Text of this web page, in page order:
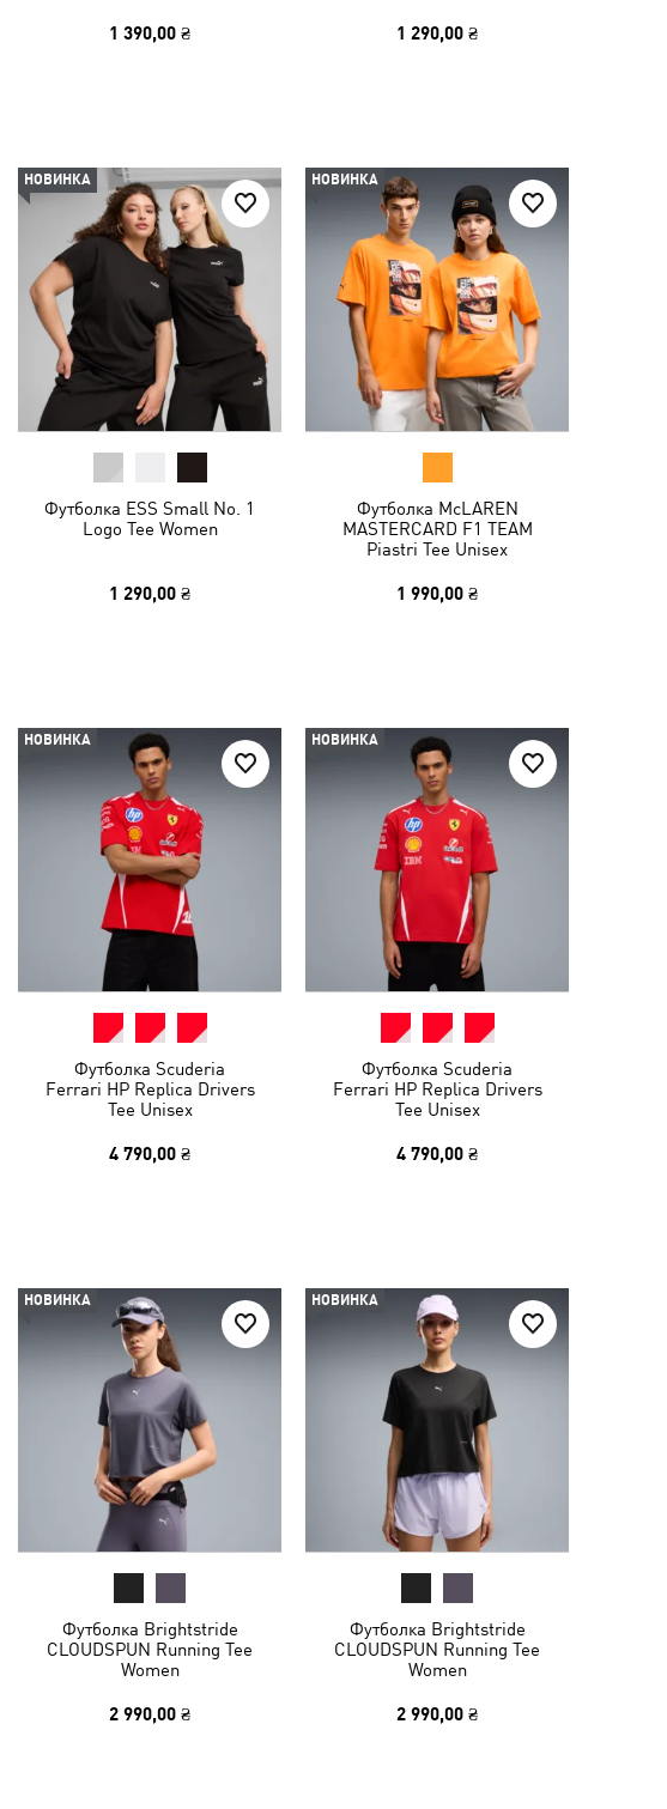
1 390,00 ₴ 1 290,00 ₴
НОВИНКА
Футболка ESS Small No. 1
Logo Tee Women
1 290,00 ₴
НОВИНКА
Футболка McLAREN
MASTERCARD F1 TEAM
Piastri Tee Unisex
1 990,00 ₴
НОВИНКА
Футболка Scuderia
Ferrari HP Replica Drivers
Tee Unisex
4 790,00 ₴
НОВИНКА
Футболка Scuderia
Ferrari HP Replica Drivers
Tee Unisex
4 790,00 ₴
НОВИНКА
Футболка Brightstride
CLOUDSPUN Running Tee
Women
2 990,00 ₴
НОВИНКА
Футболка Brightstride
CLOUDSPUN Running Tee
Women
2 990,00 ₴